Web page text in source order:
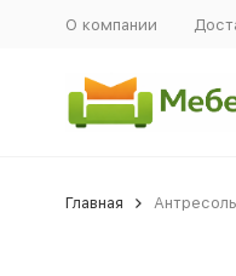
О компании
Главная